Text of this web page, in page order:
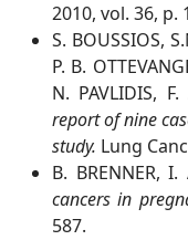
2010, vol. 36, p.
S. BOUSSIOS,
P. B.
N. PAVLIDIS,
report of nine
study. Lung
B. BRENNER, I.
cancers in
587.